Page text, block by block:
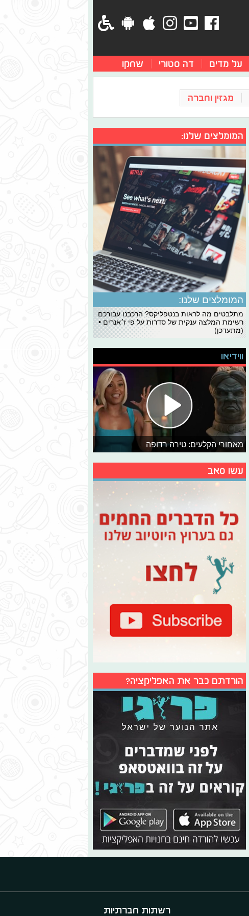
על מדים דה סטורי שחקו
מגזין וחברה
המומלצים שלנו:
המומלצים שלנו:
מתלבטים מה לראות בנטפליקס? הרכבנו עבורכם
רשימת המלצה ענקית של סדרות על פי ז׳אנרים •
(מתעדכן)
ווידיאו
מאחורי הקלעים: טירה רדופה
עשו סאב
הורדתם כבר את האפליקציה?
רשתות חברתיות